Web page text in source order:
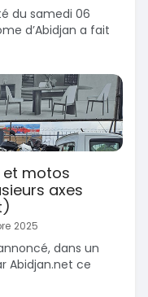
du samedi 06
d’Abidjan a fait
et motos
axes
2025
dans un
Abidjan.net ce